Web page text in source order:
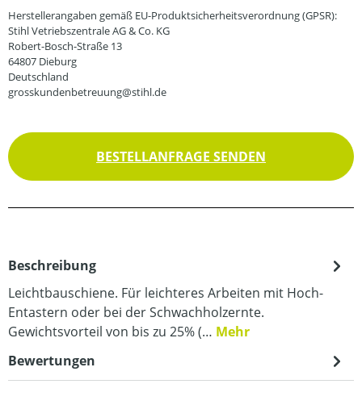
Herstellerangaben gemäß EU-Produktsicherheitsverordnung (GPSR):
Stihl Vetriebszentrale AG & Co. KG
Robert-Bosch-Straße 13
64807 Dieburg
Deutschland
grosskundenbetreuung@stihl.de
BESTELLANFRAGE SENDEN
Beschreibung
Leichtbauschiene. Für leichteres Arbeiten mit Hoch-
Entastern oder bei der Schwachholzernte.
Gewichtsvorteil von bis zu 25% (… Mehr
Bewertungen